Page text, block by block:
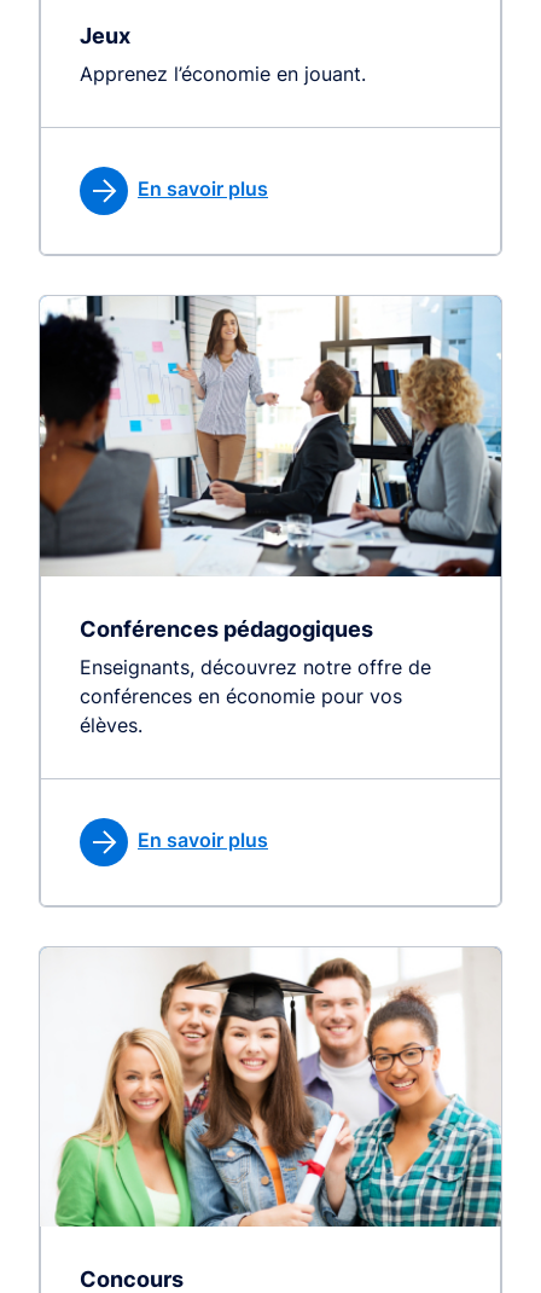
Jeux
Apprenez l’économie en jouant.
En savoir plus
Conférences pédagogiques
Enseignants, découvrez notre offre de
conférences en économie pour vos
élèves.
En savoir plus
Concours